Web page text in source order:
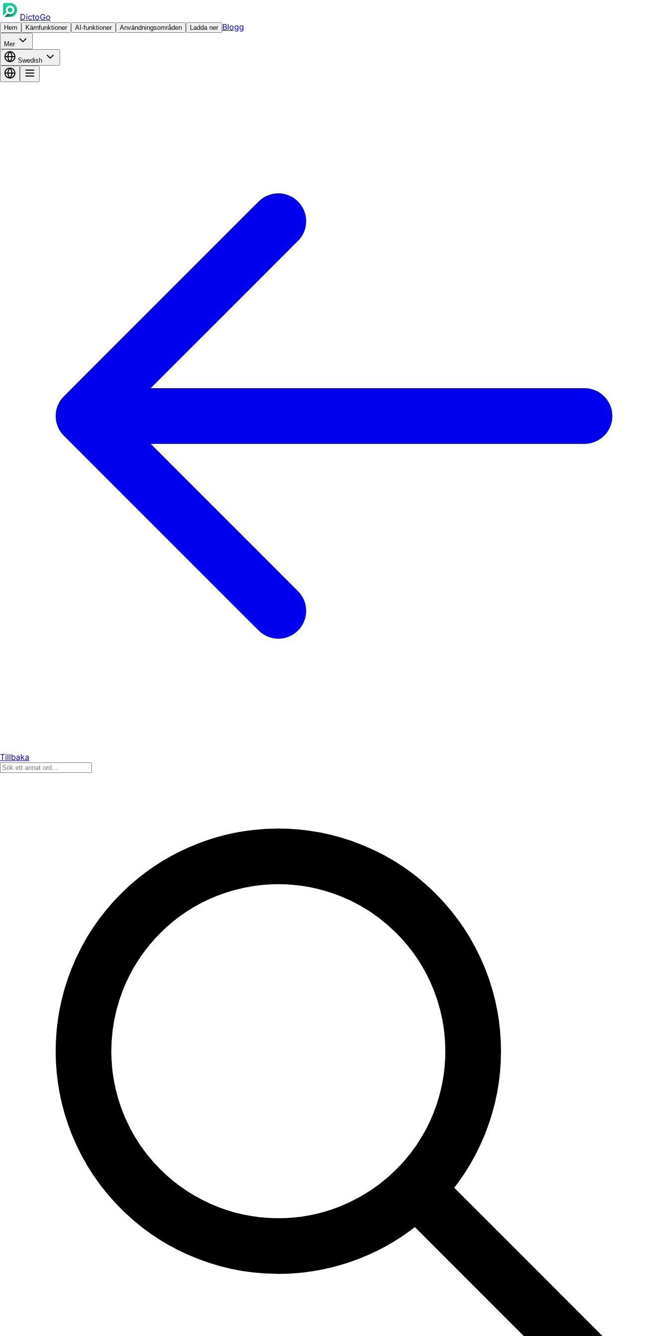
DictoGo
Hem Kärnfunktioner AI-funktioner Användningsområden Ladda ner Blogg
Mer
Swedish
Tillbaka